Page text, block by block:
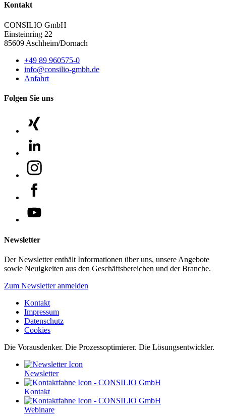
Kontakt
CONSILIO GmbH
Einsteinring 22
85609 Aschheim/Dornach
+49 89 960575-0
info@consilio-gmbh.de
Anfahrt
Folgen Sie uns
Newsletter
Der Newsletter enthält Informationen über uns, unsere Angebote
sowie Neuigkeiten aus den Geschäftsbereichen und der Branche.
Zum Newsletter anmelden
Kontakt
Impressum
Datenschutz
Cookies
Die Vorausdenker. Die Prozessoptimierer. Die Lösungsentwickler.
Newsletter
Kontakt
Webinare